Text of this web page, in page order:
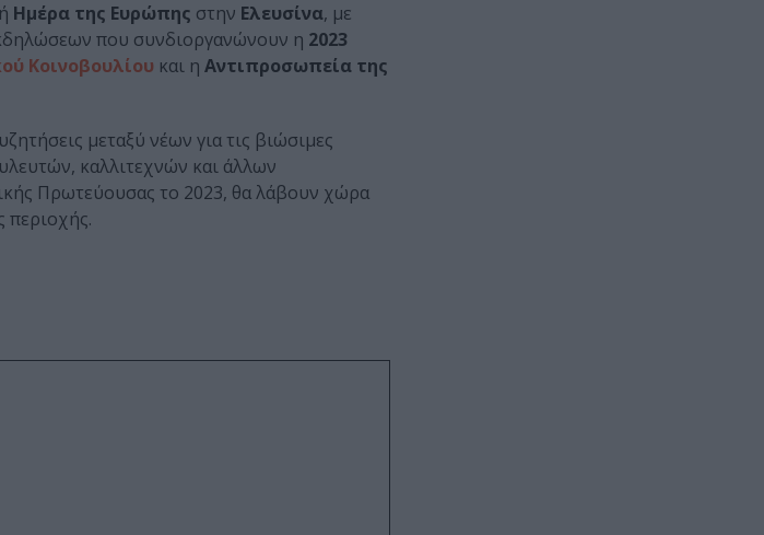
Ημέρα της Ευρώπης στην Ελευσίνα, με
που συνδιοργανώνουν η 2023
Κοινοβουλίου και η Αντιπροσωπεία της
μεταξύ νέων για τις βιώσιμες
καλλιτεχνών και άλλων
Πρωτεύουσας το 2023, θα λάβουν χώρα
περιοχής.